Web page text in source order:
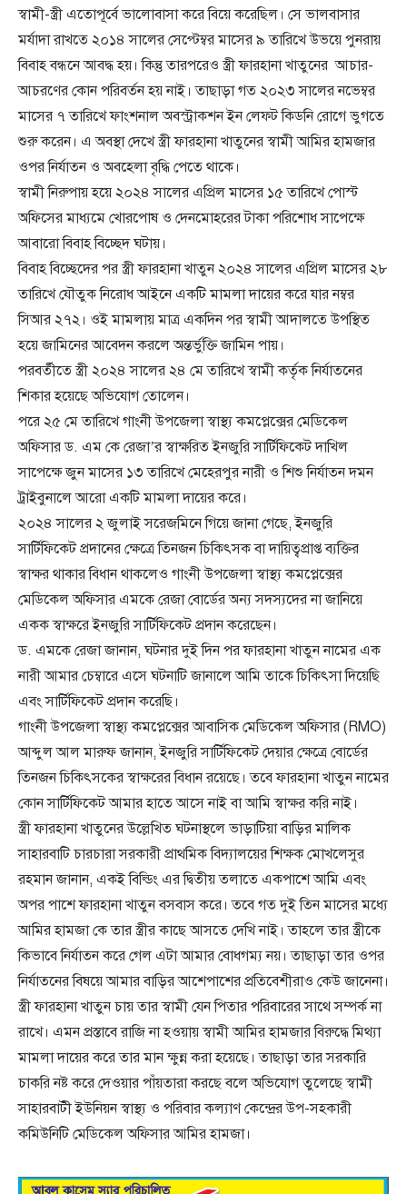
স্বামী-স্ত্রী এতোপূর্বে ভালোবাসা করে বিয়ে করেছিল। সে ভালবাসার
মর্যাদা রাখতে ২০১৪ সালের সেপ্টেম্বর মাসের ৯ তারিখে উভয়ে পুনরায়
বিবাহ বন্ধনে আবদ্ধ হয়। কিন্তু তারপরেও স্ত্রী ফারহানা খাতুনের আচার-
আচরণের কোন পরিবর্তন হয় নাই। তাছাড়া গত ২০২৩ সালের নভেম্বর
মাসের ৭ তারিখে ফাংশনাল অবস্ট্রাকশন ইন লেফ্ট কিডনি রোগে ভুগতে
শুরু করেন। এ অবস্থা দেখে স্ত্রী ফারহানা খাতুনের স্বামী আমির হামজার
ওপর নির্যাতন ও অবহেলা বৃদ্ধি পেতে থাকে।
স্বামী নিরুপায় হয়ে ২০২৪ সালের এপ্রিল মাসের ১৫ তারিখে পোস্ট
অফিসের মাধ্যমে খোরপোষ ও দেনমোহরের টাকা পরিশোধ সাপেক্ষে
আবারো বিবাহ বিচ্ছেদ ঘটায়।
বিবাহ বিচ্ছেদের পর স্ত্রী ফারহানা খাতুন ২০২৪ সালের এপ্রিল মাসের ২৮
তারিখে যৌতুক নিরোধ আইনে একটি মামলা দায়ের করে যার নম্বর
সিআর ২৭২। ওই মামলায় মাত্র একদিন পর স্বামী আদালতে উপস্থিত
হয়ে জামিনের আবেদন করলে অন্তর্ভুক্তি জামিন পায়।
পরবর্তীতে স্ত্রী ২০২৪ সালের ২৪ মে তারিখে স্বামী কর্তৃক নির্যাতনের
শিকার হয়েছে অভিযোগ তোলেন।
পরে ২৫ মে তারিখে গাংনী উপজেলা স্বাস্থ্য কমপ্লেক্সের মেডিকেল
অফিসার ড. এম কে রেজা’র স্বাক্ষরিত ইনজুরি সার্টিফিকেট দাখিল
সাপেক্ষে জুন মাসের ১৩ তারিখে মেহেরপুর নারী ও শিশু নির্যাতন দমন
ট্রাইবুনালে আরো একটি মামলা দায়ের করে।
২০২৪ সালের ২ জুলাই সরেজমিনে গিয়ে জানা গেছে, ইনজুরি
সার্টিফিকেট প্রদানের ক্ষেত্রে তিনজন চিকিৎসক বা দায়িত্বপ্রাপ্ত ব্যক্তির
স্বাক্ষর থাকার বিধান থাকলেও গাংনী উপজেলা স্বাস্থ্য কমপ্লেক্সের
মেডিকেল অফিসার এমকে রেজা বোর্ডের অন্য সদস্যদের না জানিয়ে
একক স্বাক্ষরে ইনজুরি সার্টিফিকেট প্রদান করেছেন।
ড. এমকে রেজা জানান, ঘটনার দুই দিন পর ফারহানা খাতুন নামের এক
নারী আমার চেম্বারে এসে ঘটনাটি জানালে আমি তাকে চিকিৎসা দিয়েছি
এবং সার্টিফিকেট প্রদান করেছি।
গাংনী উপজেলা স্বাস্থ্য কমপ্লেক্সের আবাসিক মেডিকেল অফিসার (RMO)
আব্দুল আল মারুফ জানান, ইনজুরি সার্টিফিকেট দেয়ার ক্ষেত্রে বোর্ডের
তিনজন চিকিৎসকের স্বাক্ষরের বিধান রয়েছে। তবে ফারহানা খাতুন নামের
কোন সার্টিফিকেট আমার হাতে আসে নাই বা আমি স্বাক্ষর করি নাই।
স্ত্রী ফারহানা খাতুনের উল্লেখিত ঘটনাস্থলে ভাড়াটিয়া বাড়ির মালিক
সাহারবাটি চারচারা সরকারী প্রাথমিক বিদ্যালয়ের শিক্ষক মোখলেসুর
রহমান জানান, একই বিল্ডিং এর দ্বিতীয় তলাতে একপাশে আমি এবং
অপর পাশে ফারহানা খাতুন বসবাস করে। তবে গত দুই তিন মাসের মধ্যে
আমির হামজা কে তার স্ত্রীর কাছে আসতে দেখি নাই। তাহলে তার স্ত্রীকে
কিভাবে নির্যাতন করে গেল এটা আমার বোধগম্য নয়। তাছাড়া তার ওপর
নির্যাতনের বিষয়ে আমার বাড়ির আশেপাশের প্রতিবেশীরাও কেউ জানেনা।
স্ত্রী ফারহানা খাতুন চায় তার স্বামী যেন পিতার পরিবারের সাথে সম্পর্ক না
রাখে। এমন প্রস্তাবে রাজি না হওয়ায় স্বামী আমির হামজার বিরুদ্ধে মিথ্যা
মামলা দায়ের করে তার মান ক্ষুন্ন করা হয়েছে। তাছাড়া তার সরকারি
চাকরি নষ্ট করে দেওয়ার পাঁয়তারা করছে বলে অভিযোগ তুলেছে স্বামী
সাহারবাটী ইউনিয়ন স্বাস্থ্য ও পরিবার কল্যাণ কেন্দ্রের উপ-সহকারী
কমিউনিটি মেডিকেল অফিসার আমির হামজা।